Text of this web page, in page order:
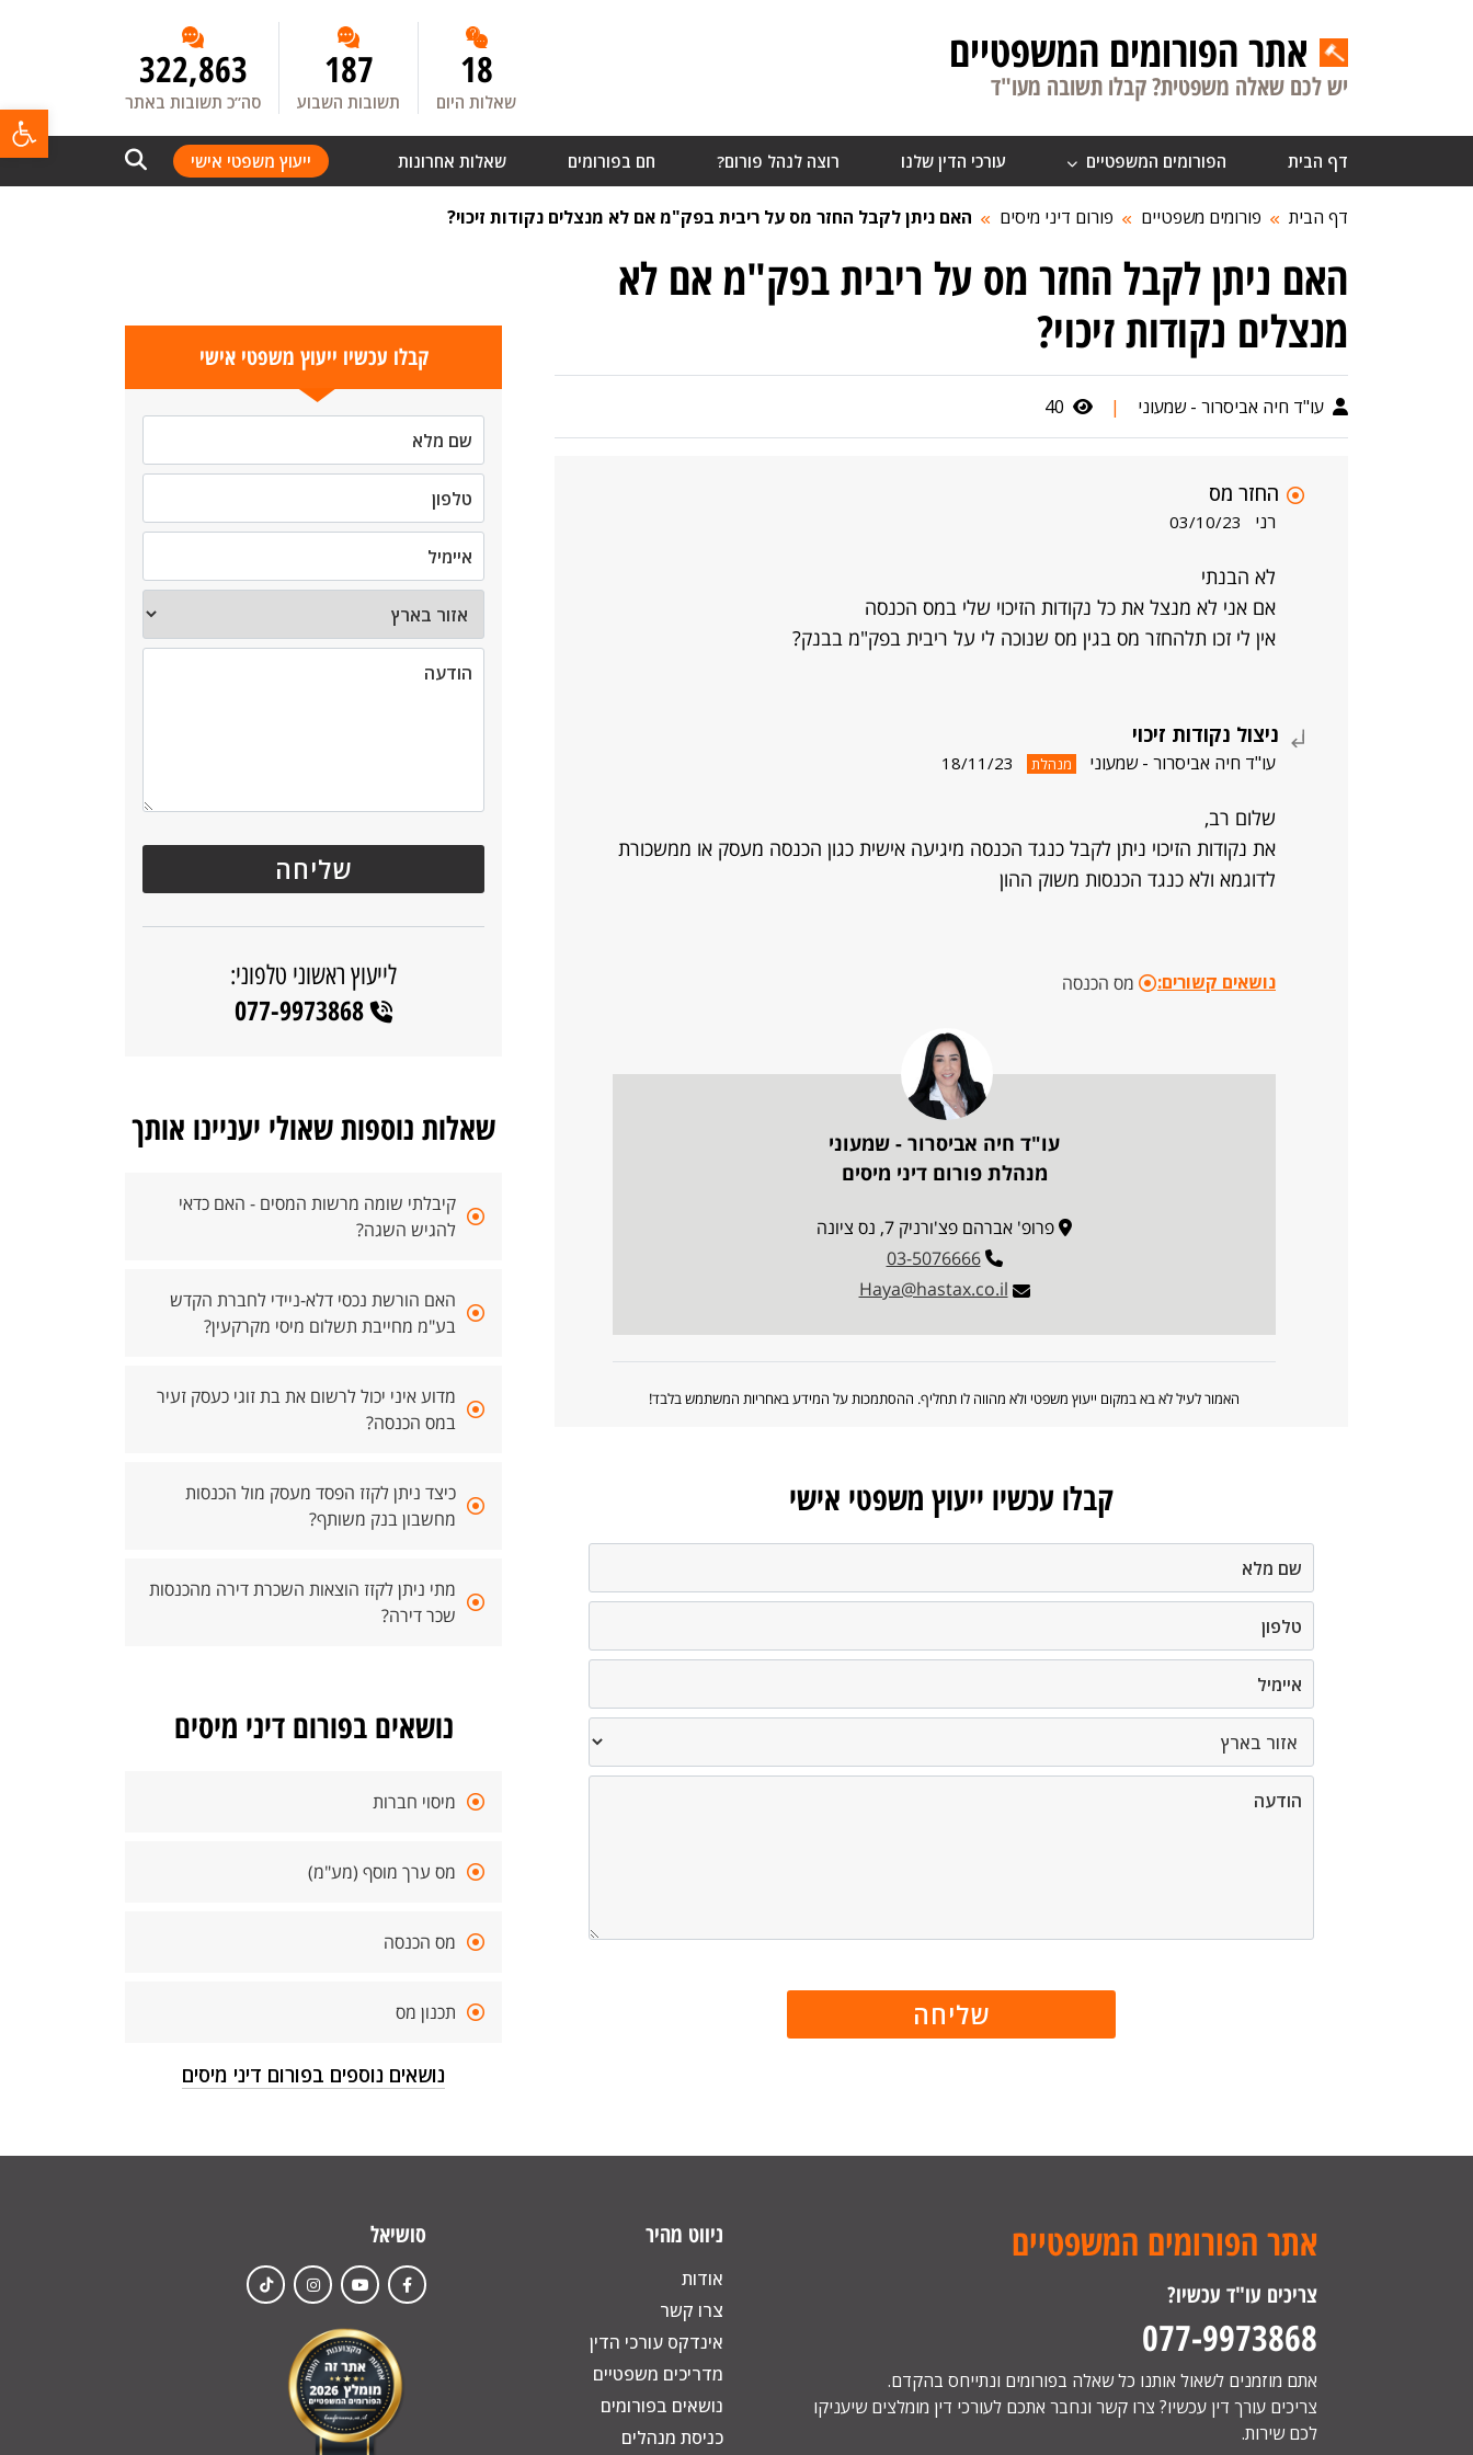
אתר הפורומים המשפטיים
יש לכם שאלה משפטית? קבלו תשובה מעו"ד 18
שאלות היום
187
תשובות השבוע
322,863
סה”כ תשובות באתר
דף הבית הפורומים המשפטיים עורכי הדין שלנו רוצה לנהל פורום? חם בפורומים שאלות אחרונות ייעוץ משפטי אישי
דף הבית פורומים משפטיים פורום דיני מיסים האם ניתן לקבל החזר מס על ריבית בפק"מ אם לא מנצלים נקודות זיכוי?
האם ניתן לקבל החזר מס על ריבית בפק"מ אם לא
מנצלים נקודות זיכוי?
עו"ד חיה אביסרור - שמעוני |
40
החזר מס
רני 03/10/23
לא הבנתי
אם אני לא מנצל את כל נקודות הזיכוי שלי במס הכנסה
אין לי זכו תלהחזר מס בגין מס שנוכה לי על ריבית בפק"מ בבנק?
ניצול נקודות זיכוי
עו"ד חיה אביסרור - שמעוני מנהלת 18/11/23
שלום רב,
את נקודות הזיכוי ניתן לקבל כנגד הכנסה מיגיעה אישית כגון הכנסה מעסק או ממשכורת
לדוגמא ולא כנגד הכנסות משוק ההון
נושאים קשורים: מס הכנסה
עו"ד חיה אביסרור - שמעוני
מנהלת פורום דיני מיסים
פרופ' אברהם פצ'ורניק 7, נס ציונה
03-5076666
Haya@hastax.co.il
האמור לעיל לא בא במקום ייעוץ משפטי ולא מהווה לו תחליף. ההסתמכות על המידע באחריות המשתמש בלבד!
קבלו עכשיו ייעוץ משפטי אישי
קבלו עכשיו ייעוץ משפטי אישי
לייעוץ ראשוני טלפוני:
077-9973868
שאלות נוספות שאולי יעניינו אותך
קיבלתי שומה מרשות המסים - האם כדאי
להגיש השגה?
האם הורשת נכסי דלא-ניידי לחברת הקדש
בע"מ מחייבת תשלום מיסי מקרקעין?
מדוע איני יכול לרשום את בת זוגי כעסק זעיר
במס הכנסה?
כיצד ניתן לקזז הפסד מעסק מול הכנסות
מחשבון בנק משותף?
מתי ניתן לקזז הוצאות השכרת דירה מהכנסות
שכר דירה?
נושאים בפורום דיני מיסים
מיסוי חברות
מס ערך מוסף (מע"מ)
מס הכנסה
תכנון מס
נושאים נוספים בפורום דיני מיסים
אתר הפורומים המשפטיים
צריכים עו"ד עכשיו?
077-9973868
אתם מוזמנים לשאול אותנו כל שאלה בפורומים ונתייחס בהקדם.
צריכים עורך דין עכשיו? צרו קשר ונחבר אתכם לעורכי דין מומלצים שיעניקו
לכם שירות.
ניווט מהיר
אודות
צרו קשר
אינדקס עורכי הדין
מדריכים משפטיים
נושאים בפורומים
כניסת מנהלים
סושיאל